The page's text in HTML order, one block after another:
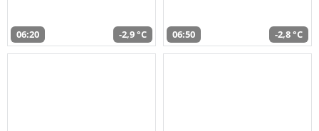
06:20 -2,9 °C 06:50 -2,8 °C